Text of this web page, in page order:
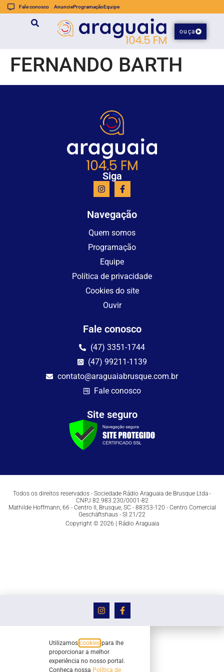
Fale conosco AnuncieProgramaçãoEquipe
ouça
FERNANDO BARTH
Siga
Navegação
Quem somos
Programação
Equipe
Política de privacidade
Cookies do site
Ouvir
Fale conosco
(47) 3351-1744
(47) 99211-1139
contato@araguaiabrusque.com.br
Fale conosco
Site seguro
Todos os direitos reservados - Sociedade Rádio Araguaia de Brusque Ltda -
CNPJ 82.983.230/0001-82
Mathilde Hoffmann, 66 - Centro II, Brusque, SC - 88353-120 - Centro Comercial
Geschäftshaus - Sl 21/22
Copyright © 2026 | Rádio Araguaia
Utilizamos cookies para lhe
proporcionar a melhor
experiência no nosso portal.
Conheça nossa Política de